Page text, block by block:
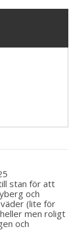
stan för att
och
(lite för
men roligt
och